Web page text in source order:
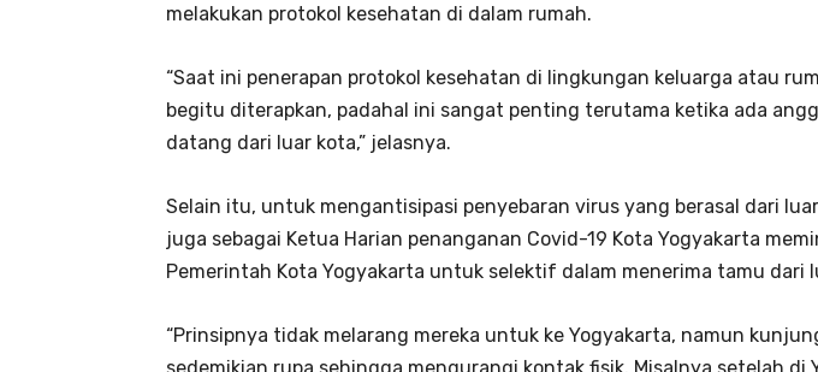
melakukan protokol kesehatan di dalam rumah.
“Saat ini penerapan protokol kesehatan di lingkungan keluarga atau
begitu diterapkan, padahal ini sangat penting terutama ketika ada
datang dari luar kota,” jelasnya.
Selain itu, untuk mengantisipasi penyebaran virus yang berasal dari
juga sebagai Ketua Harian penanganan Covid-19 Kota Yogyakarta
Pemerintah Kota Yogyakarta untuk selektif dalam menerima tamu dari
“Prinsipnya tidak melarang mereka untuk ke Yogyakarta, namun